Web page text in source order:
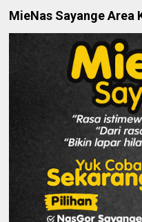
MieNas Sayange Area